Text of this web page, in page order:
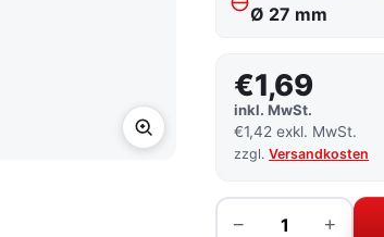
Ø 27 mm
€1,69
inkl. MwSt.
€1,42 exkl. MwSt.
zzgl.Versandkosten
−
Menge
+